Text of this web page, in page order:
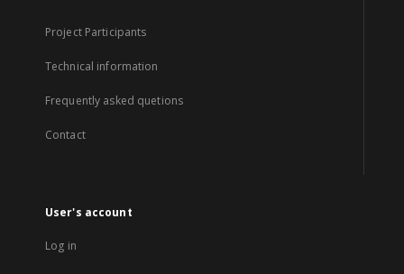
Project Participants
Technical information
Frequently asked quetions
Contact
User's account
Log in